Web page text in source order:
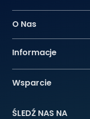
O Nas
Informacje
Wsparcie
ŚLEDŹ NAS NA